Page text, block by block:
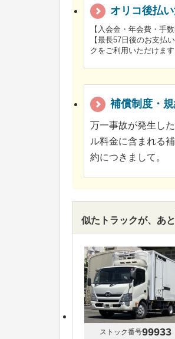
オリコ後払
【入会金・年会費・手
【最長57日後のお支払
クをご利用いただけます
補償制度・
万一事故が発生し
ル料金に含まれる
約につきまして。
似たトラックが、あと
ストック番号99933